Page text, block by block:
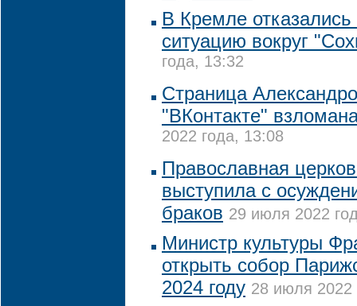
В Кремле
ситуацию вокруг
года, 13:32
Страница
"ВКонтакте"
2022 года, 13:08
Православная
выступила с
браков 29 июля 2022
Министр культуры
открыть собор
2024 году 28 июля 2022